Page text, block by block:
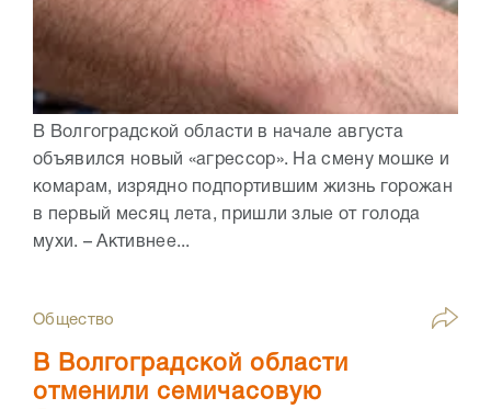
В Волгоградской области в начале августа
объявился новый «агрессор». На смену мошке и
комарам, изрядно подпортившим жизнь горожан
в первый месяц лета, пришли злые от голода
мухи. – Активнее...
Общество
В Волгоградской области
отменили семичасовую